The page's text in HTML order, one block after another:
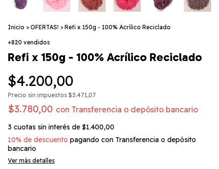
Inicio > OFERTAS! > Refi x 150g - 100% Acrílico Reciclado
+820 vendidos
Refi x 150g - 100% Acrílico Reciclado
$4.200,00
Precio sin impuestos $3.471,07
$3.780,00 con Transferencia o depósito bancario
3 cuotas sin interés de $1.400,00
10% de descuento pagando con Transferencia o depósito
bancario
Ver más detalles